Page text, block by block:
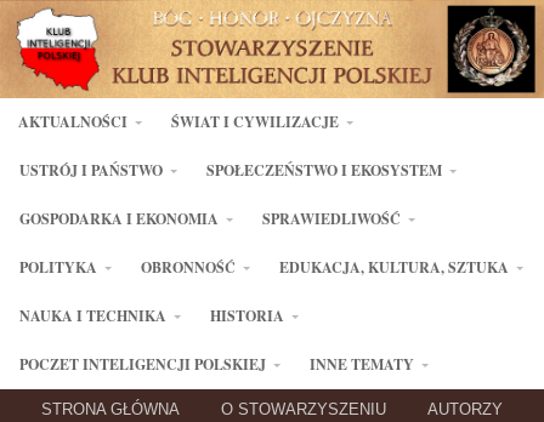
AKTUALNOŚCI ŚWIAT I CYWILIZACJE
USTRÓJ I PAŃSTWO SPOŁECZEŃSTWO I EKOSYSTEM
GOSPODARKA I EKONOMIA SPRAWIEDLIWOŚĆ
POLITYKA OBRONNOŚĆ EDUKACJA, KULTURA, SZTUKA
NAUKA I TECHNIKA HISTORIA
POCZET INTELIGENCJI POLSKIEJ INNE TEMATY
STRONA GŁÓWNA O STOWARZYSZENIU AUTORZY